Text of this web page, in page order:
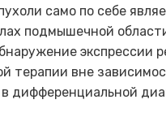
само по себе
подмышечной
экспрессии
вне
дифференциальной